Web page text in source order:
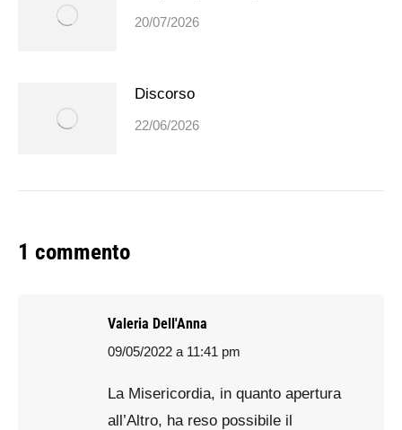
20/07/2026
Discorso
22/06/2026
1 commento
Valeria Dell'Anna
says:
09/05/2022 a 11:41 pm
La Misericordia, in quanto apertura
all’Altro, ha reso possibile il